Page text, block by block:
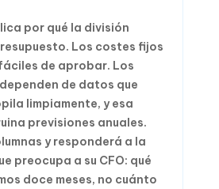
por qué la división
Los costes fijos
de aprobar. Los
de datos que
limpiamente, y esa
previsiones anuales.
y responderá a la
preocupa a su CFO: qué
doce meses, no cuánto